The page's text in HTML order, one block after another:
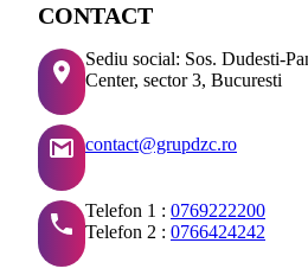
CONTACT
Sediu social: Sos. Dudesti-
Center, sector 3, Bucuresti
contact@grupdzc.ro
Telefon 1 : 0769222200
Telefon 2 : 0766424242